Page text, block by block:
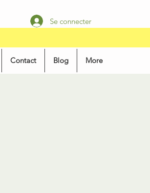
Se connecter
Contact Blog More